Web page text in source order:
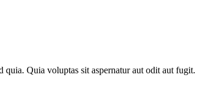
Quia voluptas sit aspernatur aut odit aut fugit.